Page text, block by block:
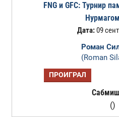
FNG и GFC: Турнир
Дата:09
Роман
(Roman
ПРОИГРАЛ
()